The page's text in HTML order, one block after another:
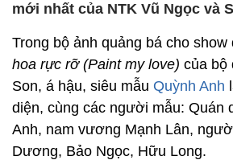
mới nhất của NTK Vũ Ngọc và
Trong bộ ảnh quảng bá cho show
hoa rực rỡ (Paint my love) của bộ
Son, á hậu, siêu mẫu Quỳnh Anh
diện, cùng các người mẫu: Quán
Anh, nam vương Mạnh Lân,
Dương, Bảo Ngọc, Hữu Long.